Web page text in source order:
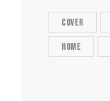
cover
home